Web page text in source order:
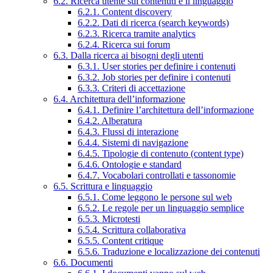
6.2.1. Content discovery
6.2.2. Dati di ricerca (search keywords)
6.2.3. Ricerca tramite analytics
6.2.4. Ricerca sui forum
6.3. Dalla ricerca ai bisogni degli utenti
6.3.1. User stories per definire i contenuti
6.3.2. Job stories per definire i contenuti
6.3.3. Criteri di accettazione
6.4. Architettura dell’informazione
6.4.1. Definire l’architettura dell’informazione
6.4.2. Alberatura
6.4.3. Flussi di interazione
6.4.4. Sistemi di navigazione
6.4.5. Tipologie di contenuto (content type)
6.4.6. Ontologie e standard
6.4.7. Vocabolari controllati e tassonomie
6.5. Scrittura e linguaggio
6.5.1. Come leggono le persone sul web
6.5.2. Le regole per un linguaggio semplice
6.5.3. Microtesti
6.5.4. Scrittura collaborativa
6.5.5. Content critique
6.5.6. Traduzione e localizzazione dei contenuti
6.6. Documenti